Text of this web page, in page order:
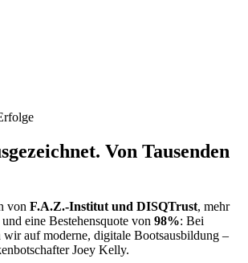
Von Tausenden
von F.A.Z.-Institut und DISQTrust, mehr
und eine Bestehensquote von 98%: Bei
wir auf moderne, digitale Bootsausbildung –
Joey Kelly.